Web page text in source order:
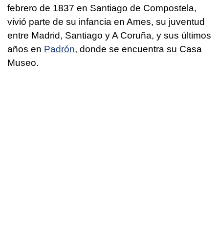
febrero de 1837 en Santiago de Compostela,
vivió parte de su infancia en Ames, su juventud
entre Madrid, Santiago y A Coruña, y sus últimos
años en Padrón, donde se encuentra su Casa
Museo.